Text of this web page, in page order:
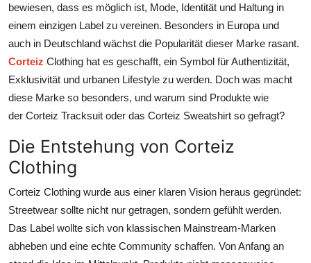
bewiesen, dass es möglich ist, Mode, Identität und Haltung in
einem einzigen Label zu vereinen. Besonders in Europa und
auch in Deutschland wächst die Popularität dieser Marke rasant.
Corteiz Clothing hat es geschafft, ein Symbol für Authentizität,
Exklusivität und urbanen Lifestyle zu werden. Doch was macht
diese Marke so besonders, und warum sind Produkte wie
der Corteiz Tracksuit oder das Corteiz Sweatshirt so gefragt?
Die Entstehung von Corteiz
Clothing
Corteiz Clothing wurde aus einer klaren Vision heraus gegründet:
Streetwear sollte nicht nur getragen, sondern gefühlt werden.
Das Label wollte sich von klassischen Mainstream-Marken
abheben und eine echte Community schaffen. Von Anfang an